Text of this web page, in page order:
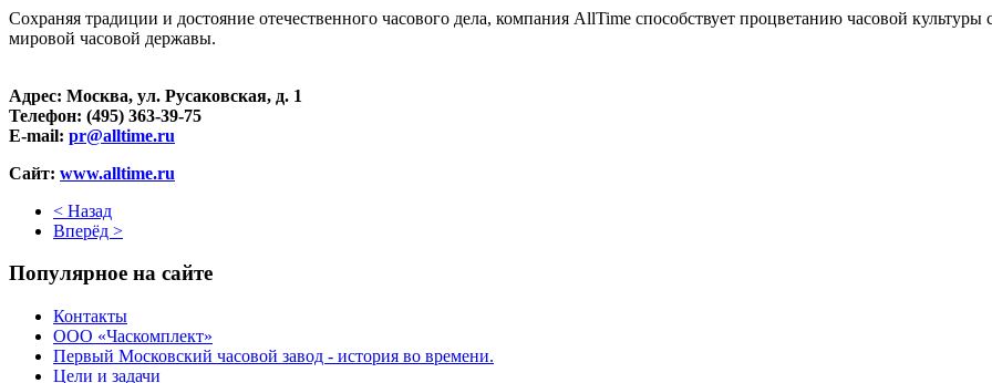
Сохраняя традиции и достояние отечественного часового дела, компания AllTime способствует процветанию часовой
мировой часовой державы.
Адрес: Москва, ул. Русаковская, д. 1
Телефон: (495) 363-39-75
E-mail: pr@alltime.ru
Сайт: www.alltime.ru
< Назад
Вперёд >
Популярное на сайте
Контакты
ООО «Часкомплект»
Первый Московский часовой завод - история во времени.
Цели и задачи